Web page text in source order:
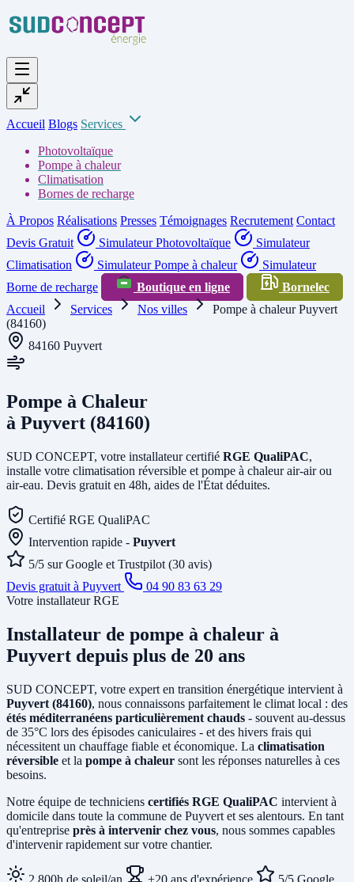
Accueil Blogs Services
Photovoltaïque
Pompe à chaleur
Climatisation
Bornes de recharge
À Propos Réalisations Presses Témoignages Recrutement Contact
Devis Gratuit
Simulateur Photovoltaïque
Simulateur
Climatisation
Simulateur Pompe à chaleur
Simulateur
Borne de recharge
Boutique en ligne
Bornelec
Accueil
Services Nos villes
Pompe à chaleur Puyvert
(84160)
84160 Puyvert
Pompe à Chaleur
à Puyvert (84160)
SUD CONCEPT, votre installateur certifié RGE QualiPAC,
installe votre climatisation réversible et pompe à chaleur air-air ou
air-eau. Devis gratuit en 48h, aides de l'État déduites.
Certifié RGE QualiPAC
Intervention rapide - Puyvert
5/5 sur Google et Trustpilot (30 avis)
Devis gratuit à Puyvert
04 90 83 63 29
Votre installateur RGE
Installateur de pompe à chaleur à
Puyvert depuis plus de 20 ans
SUD CONCEPT, votre expert en transition énergétique intervient à
Puyvert (84160), nous connaissons parfaitement le climat local : des
étés méditerranéens particulièrement chauds - souvent au-dessus
de 35°C lors des épisodes caniculaires - et des hivers frais qui
nécessitent un chauffage fiable et économique. La climatisation
réversible et la pompe à chaleur sont les réponses naturelles à ces
besoins.
Notre équipe de techniciens certifiés RGE QualiPAC intervient à
domicile dans toute la commune de Puyvert et ses alentours. En tant
qu'entreprise près à intervenir chez vous, nous sommes capables
d'intervenir rapidement sur votre chantier.
2 800h de soleil/an +20 ans d'expérience 5/5 Google